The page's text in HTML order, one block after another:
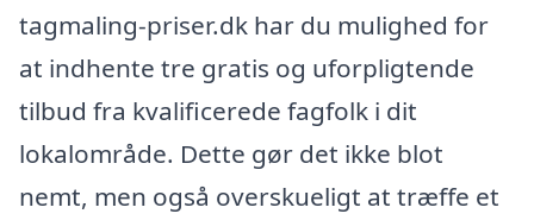
tagmaling-priser.dk har du mulighed for
at indhente tre gratis og uforpligtende
tilbud fra kvalificerede fagfolk i dit
lokalområde. Dette gør det ikke blot
nemt, men også overskueligt at træffe et